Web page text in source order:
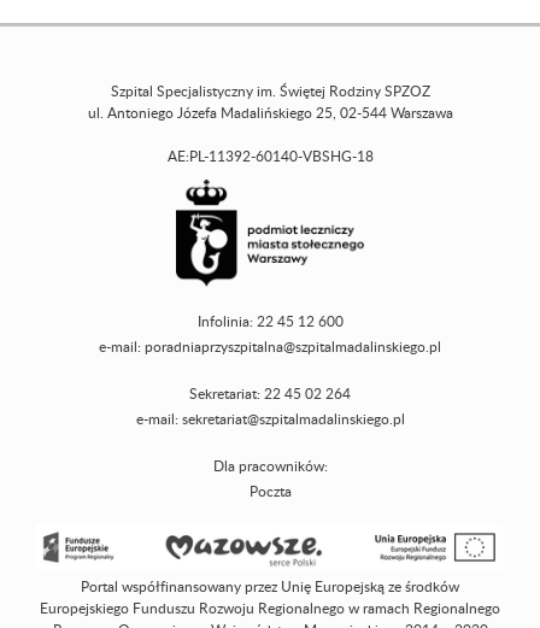
Szpital Specjalistyczny im. Świętej Rodziny SPZOZ
ul. Antoniego Józefa Madalińskiego 25, 02-544 Warszawa
AE:PL-11392-60140-VBSHG-18
Infolinia: 22 45 12 600
e-mail: poradniaprzyszpitalna@szpitalmadalinskiego.pl
Sekretariat: 22 45 02 264
e-mail: sekretariat@szpitalmadalinskiego.pl
Dla pracowników:
Poczta
Portal współfinansowany przez Unię Europejską ze środków
Europejskiego Funduszu Rozwoju Regionalnego w ramach Regionalnego